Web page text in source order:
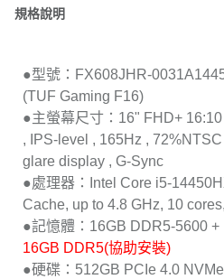
規格說明
●型號：FX608JHR-
(TUF Gaming F16)
●主螢幕尺寸：16" FHD+
, IPS-level , 165Hz ,
glare display , G-Sync
●處理器：Intel Core i5-
Cache, up to 4.8 GHz, 10
●記憶體：16GB DDR5-5600 +
16GB DDR5(協助安裝)
●硬碟：512GB PCIe 4.0